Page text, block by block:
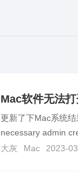
更新了下Mac系统
necessary admin
大灰
Mac 2023-